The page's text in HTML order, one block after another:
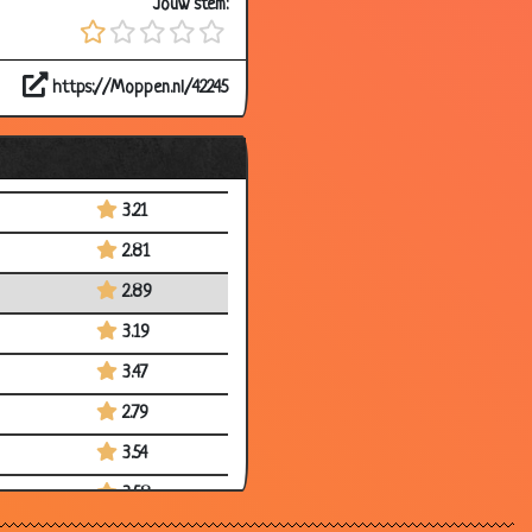
Jouw stem:
https://Moppen.nl/42245
3.25
3.61
3.21
2.81
2.89
3.19
3.47
2.79
3.54
3.58